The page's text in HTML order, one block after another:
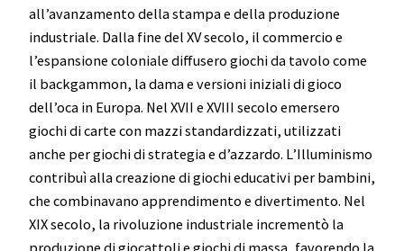
all’avanzamento della stampa e della produzione
industriale. Dalla fine del XV secolo, il commercio e
l’espansione coloniale diffusero giochi da tavolo come
il backgammon, la dama e versioni iniziali di gioco
dell’oca in Europa. Nel XVII e XVIII secolo emersero
giochi di carte con mazzi standardizzati, utilizzati
anche per giochi di strategia e d’azzardo. L’Illuminismo
contribuì alla creazione di giochi educativi per bambini,
che combinavano apprendimento e divertimento. Nel
XIX secolo, la rivoluzione industriale incrementò la
produzione di giocattoli e giochi di massa, favorendo la